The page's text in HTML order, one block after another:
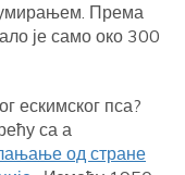
Према
је само око 300
ескимског пса?
са а
од стране